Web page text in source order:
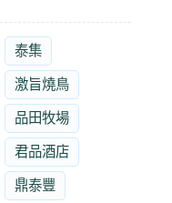
泰集
激旨燒鳥
品田牧場
君品酒店
鼎泰豐